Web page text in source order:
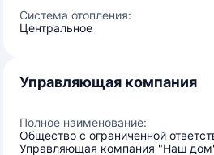
Система отопления:
Центральное
Управляющая компания
Полное наименование:
Общество с ограниченной
Управляющая компания "Наш